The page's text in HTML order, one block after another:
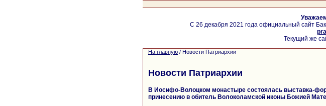
С 26 декабря 2021 года официальный сайт
Текущий же
На главную / Новости Патриархии
Новости Патриархии
В Иосифо-Волоцком монастыре состоялась выставка-
принесению в обитель Волоколамской иконы Божией